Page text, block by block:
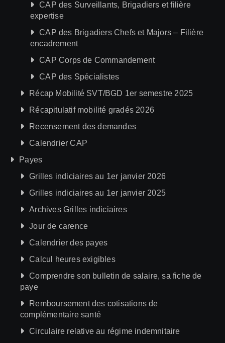
CAP des Surveillants, Brigadiers et filière
expertise
CAP des Brigadiers Chefs et Majors – Filière
encadrement
CAP Corps de Commandement
CAP des Spécialistes
Récap Mobilité SVT/BGD 1er semestre 2025
Récapitulatif mobilité gradés 2026
Recensement des demandes
Calendrier CAP
Payes
Grilles indiciaires au 1er janvier 2026
Grilles indiciaires au 1er janvier 2025
Archives Grilles indiciaires
Jour de carence
Calendrier des payes
Calcul heures exigibles
Comprendre son bulletin de salaire, sa fiche de
paye
Remboursement des cotisations de
complémentaire santé
Circulaire relative au régime indemnitaire